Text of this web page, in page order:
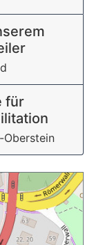
für
Oberstein